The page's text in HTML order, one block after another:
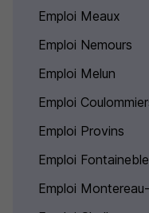
Emploi Meaux
Emploi Nemours
Emploi Melun
Emploi
Emploi Provins
Emploi
Emploi